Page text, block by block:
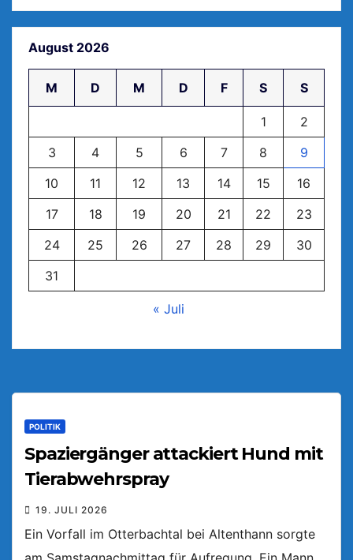
August 2026
M D M D F S S
1
2
3
4 5 6 7 8
9
10
11 12 13 14 15
16
17
18 19 20 21 22
23
24
25 26 27 28 29
30
31
« Juli
POLITIK
Spaziergänger attackiert Hund mit
Tierabwehrspray
19. JULI 2026
Ein Vorfall im Otterbachtal bei Altenthann sorgte